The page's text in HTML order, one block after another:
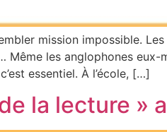
mission impossible.
Même les anglophones
essentiel. À l’école, […]
la lecture »